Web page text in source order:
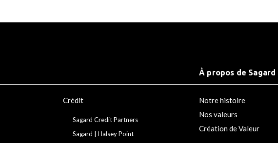
Crédit
Sagard Credit Partners
Sagard | Halsey Point
À propos de Sagard
Notre histoire
Nos valeurs
Création de Valeur